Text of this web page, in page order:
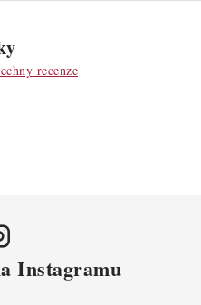
recenze
Instagramu